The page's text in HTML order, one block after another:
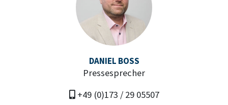
DANIEL BOSS
Pressesprecher
+49 (0)173 / 29 05507